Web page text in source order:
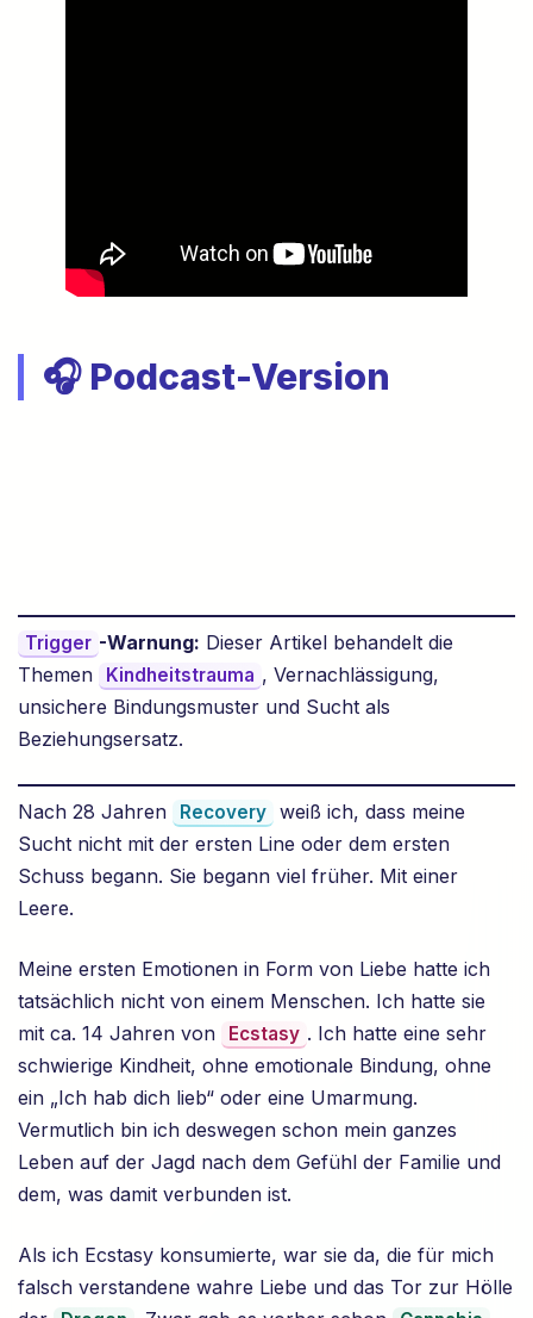
🎧 Podcast-Version
Trigger -Warnung: Dieser Artikel behandelt die
Themen
Kindheitstrauma , Vernachlässigung,
unsichere Bindungsmuster und Sucht als
Beziehungsersatz.
Nach 28 Jahren Recovery weiß ich, dass meine
Sucht nicht mit der ersten Line oder dem ersten
Schuss begann. Sie begann viel früher. Mit einer
Leere.
Meine ersten Emotionen in Form von Liebe hatte ich
tatsächlich nicht von einem Menschen. Ich hatte sie
mit ca. 14 Jahren von
Ecstasy . Ich hatte eine sehr
schwierige Kindheit, ohne emotionale Bindung, ohne
ein „Ich hab dich lieb“ oder eine Umarmung.
Vermutlich bin ich deswegen schon mein ganzes
Leben auf der Jagd nach dem Gefühl der Familie und
dem, was damit verbunden ist.
Als ich Ecstasy konsumierte, war sie da, die für mich
falsch verstandene wahre Liebe und das Tor zur Hölle